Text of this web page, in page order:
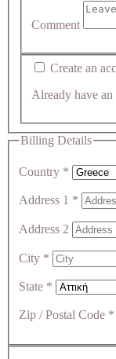
Comment
Create an
Already have an
Billing Details
Country *
Address 1 *
Address 2
City *
State *
Zip / Postal Code *